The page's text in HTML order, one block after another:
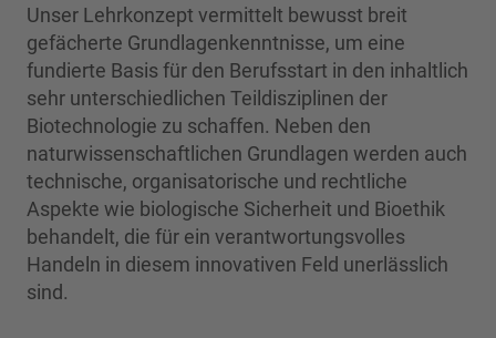
Unser Lehrkonzept vermittelt bewusst breit
gefächerte Grundlagenkenntnisse, um eine
fundierte Basis für den Berufsstart in den inhaltlich
sehr unterschiedlichen Teildisziplinen der
Biotechnologie zu schaffen. Neben den
naturwissenschaftlichen Grundlagen werden auch
technische, organisatorische und rechtliche
Aspekte wie biologische Sicherheit und Bioethik
behandelt, die für ein verantwortungsvolles
Handeln in diesem innovativen Feld unerlässlich
sind.